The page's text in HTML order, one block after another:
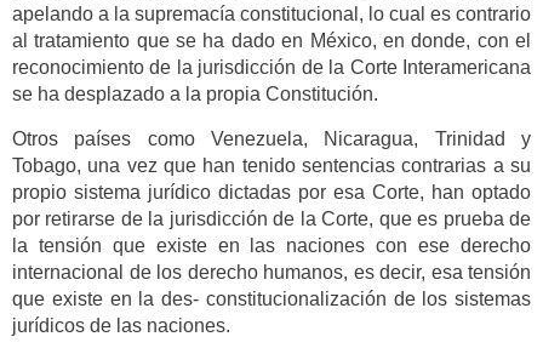
apelando a la supremacía constitucional, lo cual es contrario
al tratamiento que se ha dado en México, en donde, con el
reconocimiento de la jurisdicción de la Corte Interamericana
se ha desplazado a la propia Constitución.
Otros países como Venezuela, Nicaragua, Trinidad y
Tobago, una vez que han tenido sentencias contrarias a su
propio sistema jurídico dictadas por esa Corte, han optado
por retirarse de la jurisdicción de la Corte, que es prueba de
la tensión que existe en las naciones con ese derecho
internacional de los derecho humanos, es decir, esa tensión
que existe en la des- constitucionalización de los sistemas
jurídicos de las naciones.